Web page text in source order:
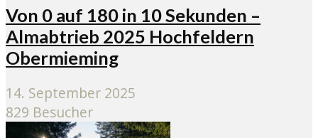
Von 0 auf 180 in 10 Sekunden –
Almabtrieb 2025 Hochfeldern
Obermieming
14. September 2025
829 Besucher